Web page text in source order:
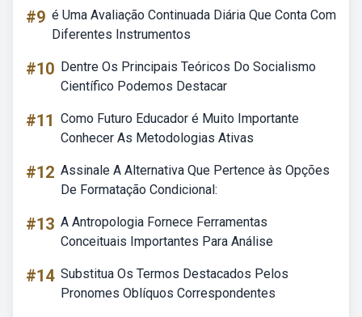
#9 é Uma Avaliação Continuada Diária Que Conta Com
Diferentes Instrumentos
#10 Dentre Os Principais Teóricos Do Socialismo
Científico Podemos Destacar
#11 Como Futuro Educador é Muito Importante
Conhecer As Metodologias Ativas
#12 Assinale A Alternativa Que Pertence às Opções
De Formatação Condicional:
#13 A Antropologia Fornece Ferramentas
Conceituais Importantes Para Análise
#14 Substitua Os Termos Destacados Pelos
Pronomes Oblíquos Correspondentes